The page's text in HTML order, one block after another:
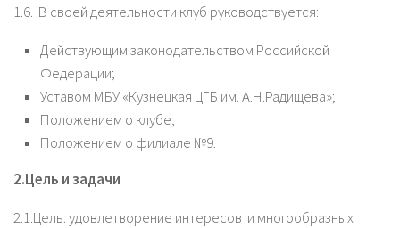
1.6. В своей деятельности клуб руководствуется:
Действующим законодательством Российской
Федерации;
Уставом МБУ «Кузнецкая ЦГБ им. А.Н.Радищева»;
Положением о клубе;
Положением о филиале №9.
2.Цель и задачи
2.1.Цель: удовлетворение интересов и многообразных